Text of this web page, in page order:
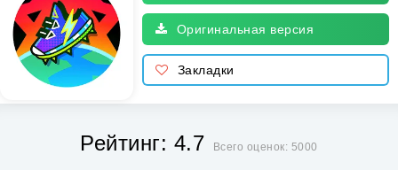
Оригинальная версия
Закладки
Рейтинг: 4.7 Всего оценок: 5000